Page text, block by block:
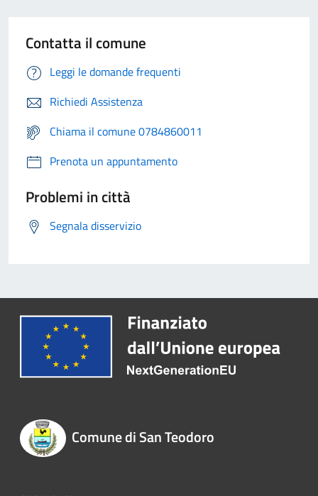
Contatta il comune
Leggi le domande frequenti
Richiedi Assistenza
Chiama il comune 0784860011
Prenota un appuntamento
Problemi in città
Segnala disservizio
Comune di San Teodoro